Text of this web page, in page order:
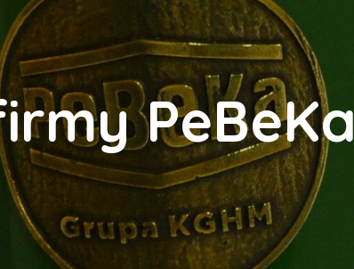
PeBeKa